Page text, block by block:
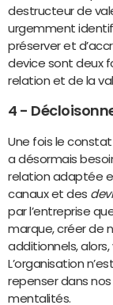
destructeur de
urgemment
préserver et
device sont deux
relation et de la
4 -
Une fois le
a désormais
relation adaptée
canaux et des
par l’entreprise
marque, créer de
additionnels,
L’organisation
repenser dans
mentalités.